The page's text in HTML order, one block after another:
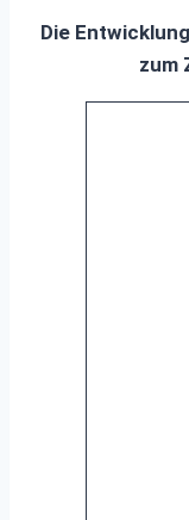
Die
zum